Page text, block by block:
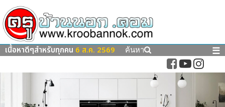
เนื้อหาดีๆสำหรับทุกคน 6 ส.ค. 2569 ค้นหา ☰